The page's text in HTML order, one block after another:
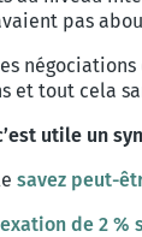
pas
et tout cela
utile un
savez peut-
de 2 %